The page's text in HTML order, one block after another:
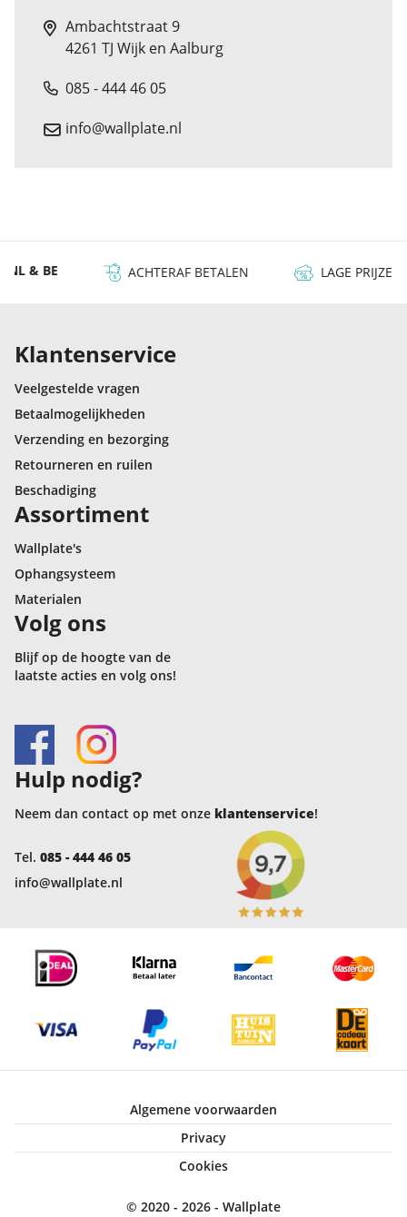
Ambachtstraat 9
4261 TJ Wijk en Aalburg
085 - 444 46 05
info@wallplate.nl
BE ACHTERAF BETALEN LAGE PRIJZEN
Klantenservice
Veelgestelde vragen
Betaalmogelijkheden
Verzending en bezorging
Retourneren en ruilen
Beschadiging
Assortiment
Wallplate's
Ophangsysteem
Materialen
Volg ons
Blijf op de hoogte van de
laatste acties en volg ons!
Hulp nodig?
Neem dan contact op met onze klantenservice!
Tel. 085 - 444 46 05
info@wallplate.nl
Algemene voorwaarden
Privacy
Cookies
© 2020 - 2026 - Wallplate